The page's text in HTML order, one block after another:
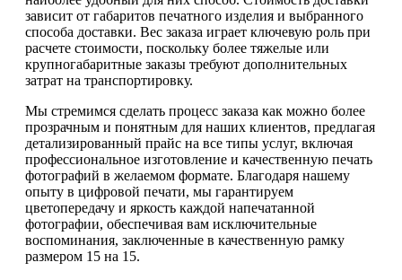
зависит от габаритов печатного изделия и выбранного
способа доставки. Вес заказа играет ключевую роль при
расчете стоимости, поскольку более тяжелые или
крупногабаритные заказы требуют дополнительных
затрат на транспортировку.
Мы стремимся сделать процесс заказа как можно более
прозрачным и понятным для наших клиентов, предлагая
детализированный прайс на все типы услуг, включая
профессиональное изготовление и качественную печать
фотографий в желаемом формате. Благодаря нашему
опыту в цифровой печати, мы гарантируем
цветопередачу и яркость каждой напечатанной
фотографии, обеспечивая вам исключительные
воспоминания, заключенные в качественную рамку
размером 15 на 15.